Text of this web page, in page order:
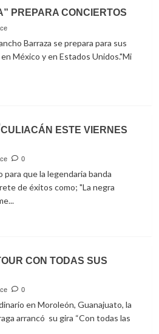
PREPARA CONCIERTOS
Barraza se prepara para sus
México y en Estados Unidos."Mi
ESTE VIERNES
0
que la legendaria banda
de éxitos como; "La negra
CON TODAS SUS
0
en Moroleón, Guanajuato, la
arrancó su gira “Con todas las